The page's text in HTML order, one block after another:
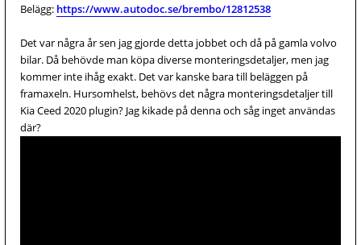
Belägg: https://www.autodoc.se/brembo/12812538
Det var några år sen jag gjorde detta jobbet och då på gamla volvo
bilar. Då behövde man köpa diverse monteringsdetaljer, men jag
kommer inte ihåg exakt. Det var kanske bara till beläggen på
framaxeln. Hursomhelst, behövs det några monteringsdetaljer till
Kia Ceed 2020 plugin? Jag kikade på denna och såg inget användas
där?